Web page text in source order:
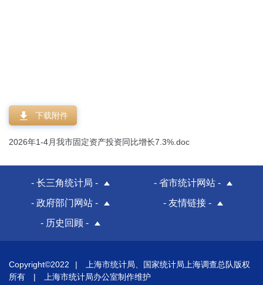
下载附件
2026年1-4月我市固定资产投资同比增长7.3%.doc
- 长三角统计局 -
- 省市统计网站 -
- 政府部门网站 -
- 友情链接 -
- 历史回顾 -
Copyright©2022 |
上海市统计局、国家统计局上海调查总队版权
所有
| 上海市统计局办公室制作维护